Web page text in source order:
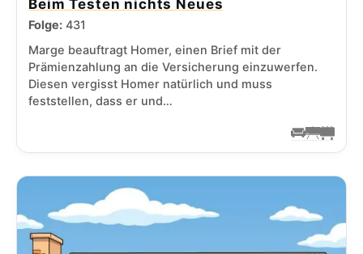
Beim Testen nichts Neues
Folge: 431
Marge beauftragt Homer, einen Brief mit der
Prämienzahlung an die Versicherung einzuwerfen.
Diesen vergisst Homer natürlich und muss
feststellen, dass er und…